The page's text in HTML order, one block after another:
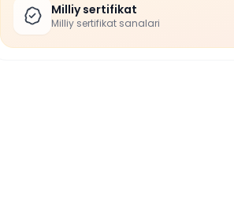
Milliy sertifikat
Milliy sertifikat sanalari